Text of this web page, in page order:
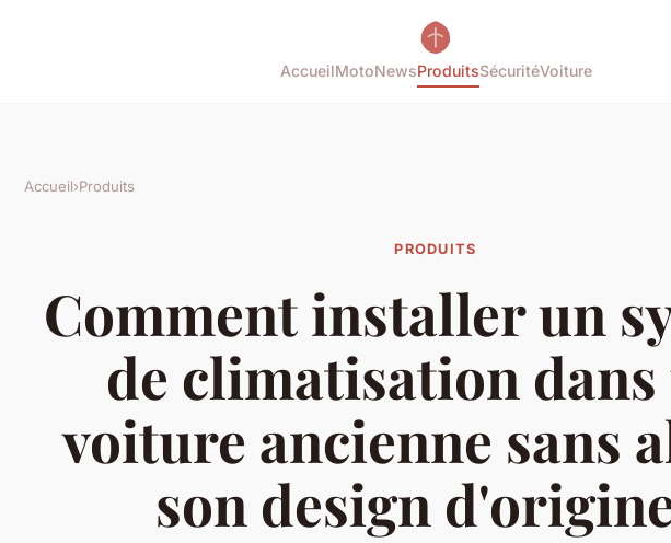
AccueilMotoNewsProduitsSécuritéVoiture
Accueil›Produits
PRODUITS
Comment installer un
de climatisation dans
voiture ancienne sans
son design